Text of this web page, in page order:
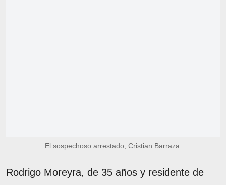
El sospechoso arrestado, Cristian Barraza.
Rodrigo Moreyra, de 35 años y residente de